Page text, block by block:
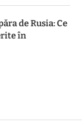
de Rusia: Ce
în